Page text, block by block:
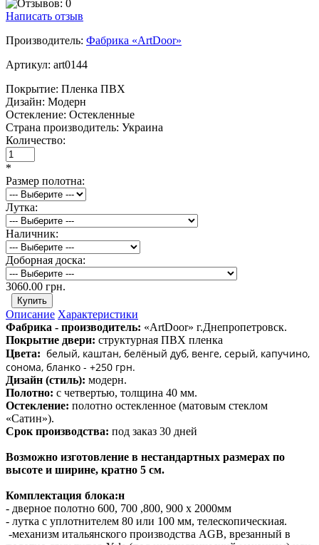
Написать отзыв
Производитель: Фабрика «ArtDoor»
Артикул: art0144
Покрытие: Пленка ПВХ
Дизайн: Модерн
Остекление: Остекленные
Страна производитель: Украина
Количество:
*
Размер полотна:
Лутка:
Наличник:
Доборная доска:
3060.00 грн.
Описание Характеристики
Фабрика - производитель: «ArtDoor» г.Днепропетровск.
Покрытие двери: структурная ПВХ пленка
Цвета: белый, каштан, белёный дуб, венге, серый, капучино,
сонома, бланко - +250 грн.
Дизайн (стиль): модерн.
Полотно: с четвертью, толщина 40 мм.
Остекление: полотно остекленное (матовым стеклом
«Сатин»).
Срок производства: под заказ 30 дней
Возможно изготовление в нестандартных размерах по
высоте и ширине, кратно 5 см.
Комплектация блока:н
- дверное полотно 600, 700 ,800, 900 х 2000мм
- лутка с уплотнителем 80 или 100 мм, телескопическиая.
-механизм итальянского производства AGB, врезанный в